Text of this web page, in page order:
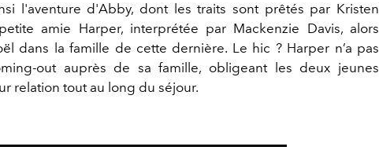
l'aventure d'Abby, dont les traits sont prêtés par Kristen
amie Harper, interprétée par Mackenzie Davis, alors
dans la famille de cette dernière. Le hic ? Harper n’a pas
out auprès de sa famille, obligeant les deux jeunes
relation tout au long du séjour.